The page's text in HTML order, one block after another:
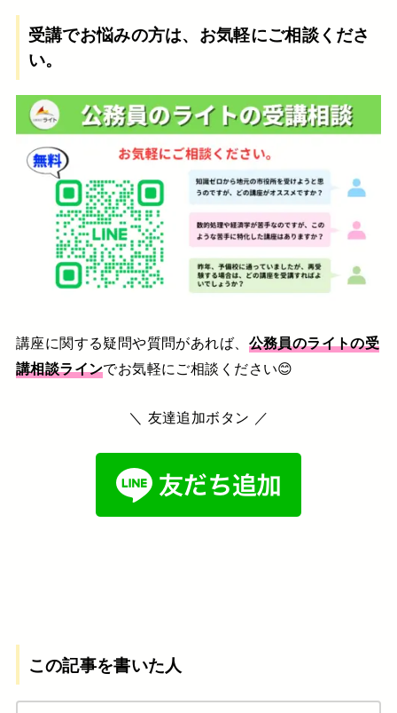
受講でお悩みの方は、お気軽にご相談くださ
い。
講座に関する疑問や質問があれば、 公務員のライトの受
講相談ラインでお気軽にご相談ください😊
＼ 友達追加ボタン ／
この記事を書いた人